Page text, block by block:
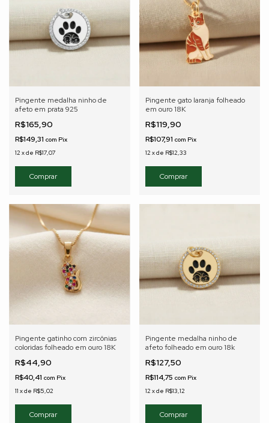
Pingente medalha ninho de
afeto em prata 925
R$165,90
R$149,31 com Pix
12 xde R$17,07
Pingente gato laranja folheado
em ouro 18K
R$119,90
R$107,91 com Pix
12 xde R$12,33
Pingente gatinho com zircônias
coloridas folheado em ouro 18K
R$44,90
R$40,41 com Pix
11 xde R$5,02
Pingente medalha ninho de
afeto folheado em ouro 18k
R$127,50
R$114,75 com Pix
12 xde R$13,12